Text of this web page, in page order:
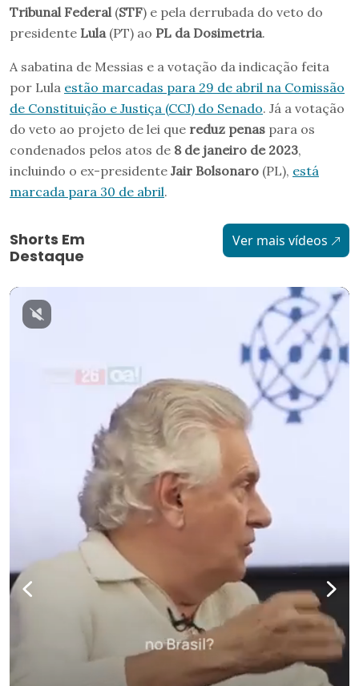
Tribunal Federal (STF) e pela derrubada do veto do
presidente Lula (PT) ao PL da Dosimetria.
A sabatina de Messias e a votação da indicação feita
por Lula estão marcadas para 29 de abril na Comissão
de Constituição e Justiça (CCJ) do Senado. Já a votação
do veto ao projeto de lei que reduz penas para os
condenados pelos atos de 8 de janeiro de 2023,
incluindo o ex-presidente Jair Bolsonaro (PL), está
marcada para 30 de abril.
Shorts Em
Destaque
Ver mais vídeos